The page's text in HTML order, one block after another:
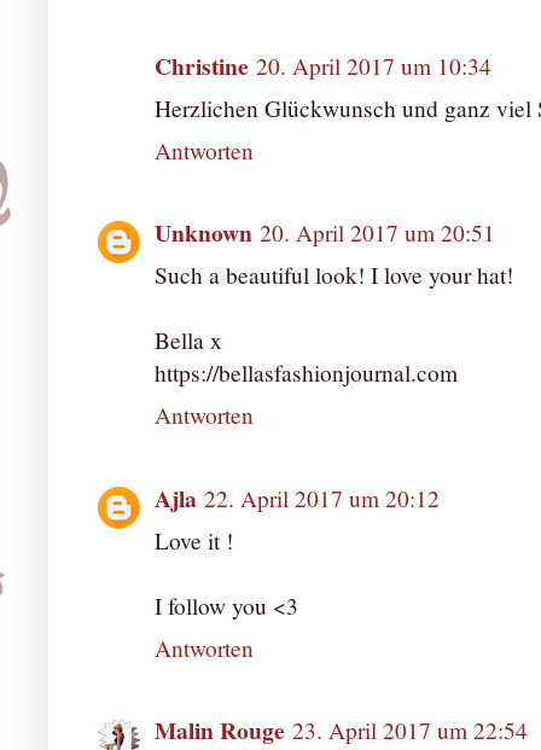
Christine 20. April 2017 um 10:34
Herzlichen Glückwunsch und ganz viel
Antworten
Unknown 20. April 2017 um 20:51
Such a beautiful look! I love your hat!
Bella x
https://bellasfashionjournal.com
Antworten
Ajla 22. April 2017 um 20:12
Love it !
I follow you <3
Antworten
Malin Rouge 23. April 2017 um 22:54